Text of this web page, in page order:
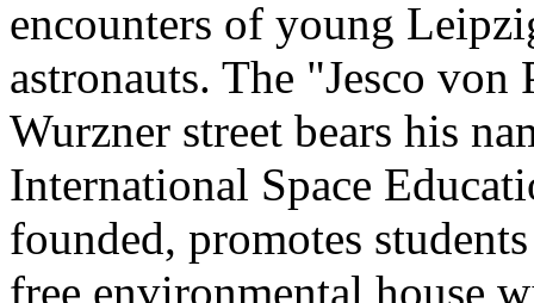
encounters of young
astronauts. The "Jesco
Wurzner street bears his
International Space
founded, promotes
free environmental house